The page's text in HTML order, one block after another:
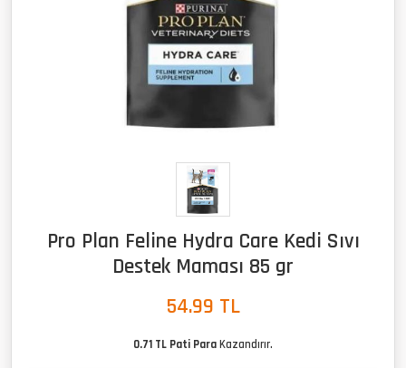
Pro Plan Feline Hydra Care Kedi Sıvı
Destek Maması 85 gr
54.99 TL
0.71 TL Pati ParaKazandırır.